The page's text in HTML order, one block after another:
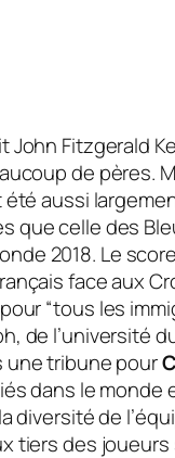
John Fitzgerald
de pères.
aussi
que celle des
2018. Le
face aux
“tous les
de l’université
une tribune pour
dans le monde
diversité de
tiers des